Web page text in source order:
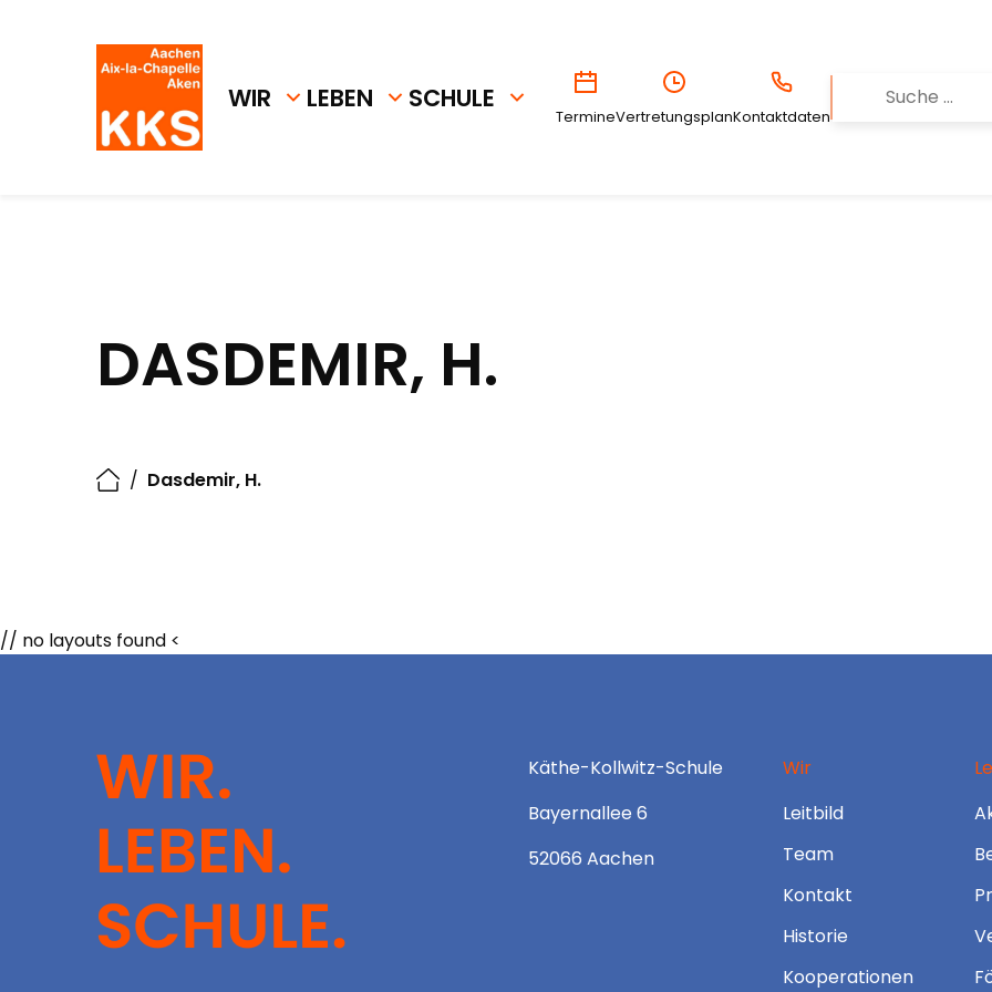
WIR LEBEN SCHULE
TermineVertretungsplanKontaktdaten
DASDEMIR, H.
/ Dasdemir, H.
// no layouts found <
Käthe-Kollwitz-Schule
Bayernallee 6
52066 Aachen
Wir
Leitbild
Team
Kontakt
Historie
Kooperationen